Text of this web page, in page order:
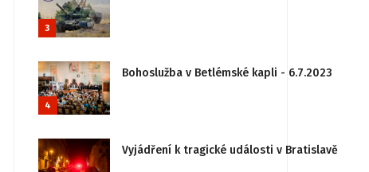
3
4
Bohoslužba v Betlémské kapli - 6.7.2023
Vyjádření k tragické události v Bratislavě